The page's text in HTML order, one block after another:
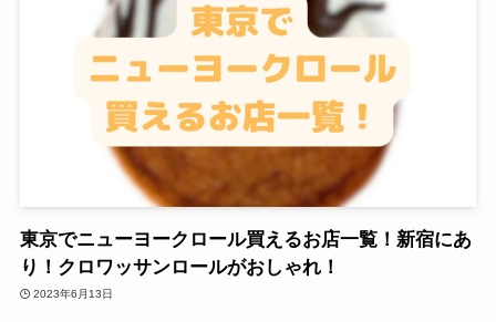
東京でニューヨークロール買えるお店一覧！新宿にあ
り！クロワッサンロールがおしゃれ！
2023年6月13日